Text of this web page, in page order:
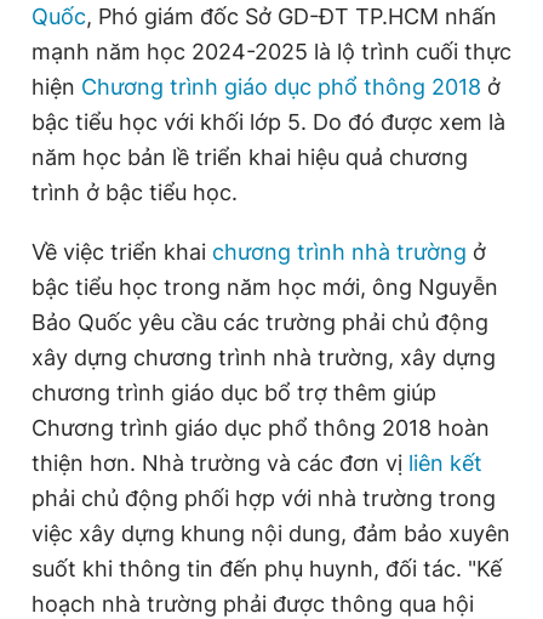
Tổng biên tập: Nguyễn Ngọc Toàn
Phó tổng biên tập thường trực: Hải Thành
Phó tổng biên tập: Lâm Hiếu Dũng
Phó tổng biên tập: Trần Việt Hưng
Tổng thư ký tòa soạn: Đức Trung
Giấy phép xuất bản số 110/GP - BTTTT cấp ngày 24.3.2020
© 2003-2026 Bản quyền thuộc về Báo Thanh Niên. Cấm sao
chép dưới mọi hình thức nếu không có sự chấp thuận bằng văn
Quốc, Phó giám đốc Sở GD-ĐT TP.HCM nhấn
mạnh năm học 2024-2025 là lộ trình cuối thực
hiện Chương trình giáo dục phổ thông 2018 ở
bậc tiểu học với khối lớp 5. Do đó được xem là
năm học bản lề triển khai hiệu quả chương
trình ở bậc tiểu học.
Về việc triển khai chương trình nhà trường ở
bậc tiểu học trong năm học mới, ông Nguyễn
Bảo Quốc yêu cầu các trường phải chủ động
xây dựng chương trình nhà trường, xây dựng
chương trình giáo dục bổ trợ thêm giúp
Chương trình giáo dục phổ thông 2018 hoàn
thiện hơn. Nhà trường và các đơn vị liên kết
phải chủ động phối hợp với nhà trường trong
việc xây dựng khung nội dung, đảm bảo xuyên
suốt khi thông tin đến phụ huynh, đối tác. "Kế
hoạch nhà trường phải được thông qua hội